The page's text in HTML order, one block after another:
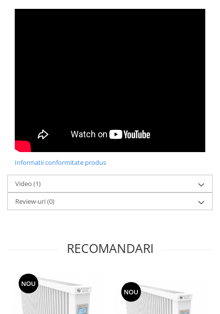
Informatii conformitate produs
Video (1)
Review-uri(0)
RECOMANDARI
NOU
NOU